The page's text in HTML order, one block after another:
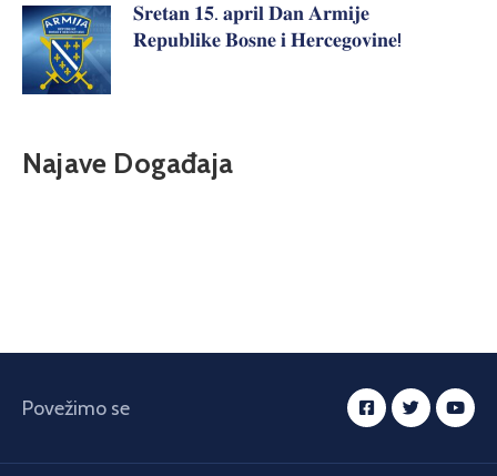
𝐒𝐫𝐞𝐭𝐚𝐧 𝟏𝟓. 𝐚𝐩𝐫𝐢𝐥 𝐃𝐚𝐧 𝐀𝐫𝐦𝐢𝐣𝐞
𝐑𝐞𝐩𝐮𝐛𝐥𝐢𝐤𝐞 𝐁𝐨𝐬𝐧𝐞 𝐢 𝐇𝐞𝐫𝐜𝐞𝐠𝐨𝐯𝐢𝐧𝐞!
Najave Događaja
Povežimo se